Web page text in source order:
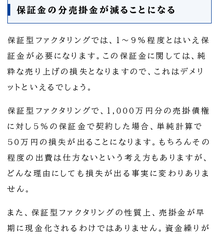
保証金の分売掛金が減ることになる
保証型ファクタリングでは、1～9%程度とはいえ保
証金が必要になります。この保証金に関しては、純
粋な売り上げの損失となりますので、これはデメリ
ットといえるでしょう。
保証型ファクタリングで、1,000万円分の売掛債権
に対し5%の保証金で契約した場合、単純計算で
50万円の損失が出ることになります。もちろんその
程度の出費は仕方ないという考え方もありますが、
どんな理由にしても損失が出る事実に変わりありま
せん。
また、保証型ファクタリングの性質上、売掛金が早
期に現金化されるわけではありません。資金繰りが